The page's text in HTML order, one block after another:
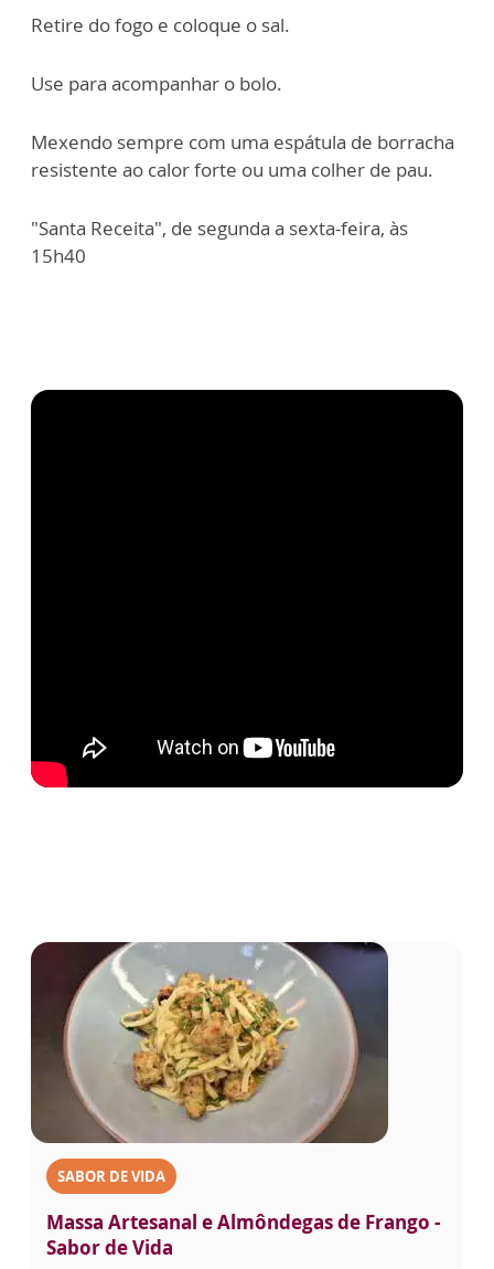
Retire do fogo e coloque o sal.
Use para acompanhar o bolo.
Mexendo sempre com uma espátula de borracha
resistente ao calor forte ou uma colher de pau.
"Santa Receita", de segunda a sexta-feira, às
15h40
SABOR DE VIDA
Massa Artesanal e Almôndegas de Frango -
Sabor de Vida